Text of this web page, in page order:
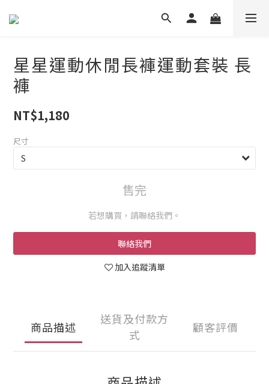
星星運動休閒長褲運動套裝 長
褲
NT$1,180
尺寸
售完
若想購買，請聯絡我們。
聯絡我們
加入追蹤清單
商品描述
送貨及付款方
式
顧客評價